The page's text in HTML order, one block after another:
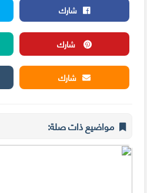
شارك
شارك
شارك
مواضيع ذات صلة: